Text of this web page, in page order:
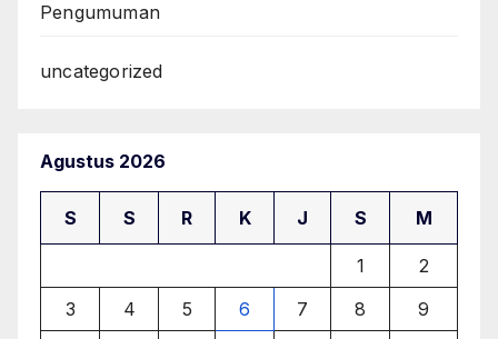
Pengumuman
uncategorized
Agustus 2026
S S R K J S M
1
2
3
4 5 6 7 8
9